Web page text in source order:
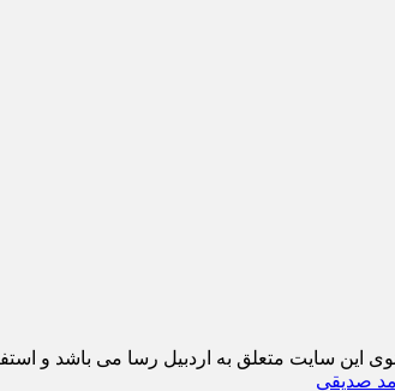
این سایت متعلق به اردبیل رسا می باشد و
صدیقی